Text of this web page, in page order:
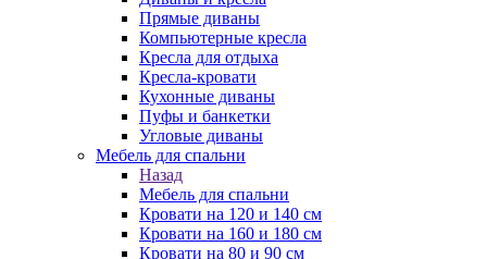
Прямые диваны
Компьютерные кресла
Кресла для отдыха
Кресла-кровати
Кухонные диваны
Пуфы и банкетки
Угловые диваны
Мебель для спальни
Назад
Мебель для спальни
Кровати на 120 и 140 см
Кровати на 160 и 180 см
Кровати на 80 и 90 см